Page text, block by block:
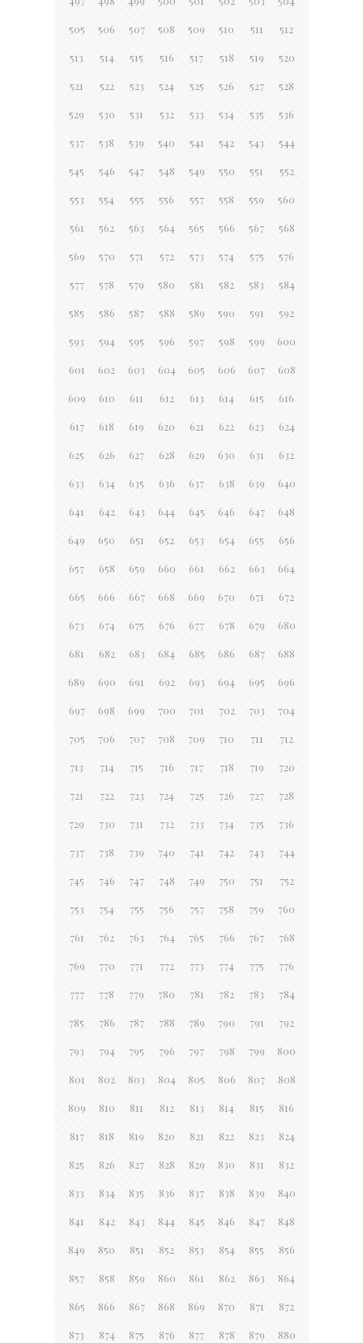
505 506 507 508 509 510 511 512
513 514 515 516 517 518 519 520
521 522 523 524 525 526 527 528
529 530 531 532 533 534 535 536
537 538 539 540 541 542 543 544
545 546 547 548 549 550 551 552
553 554 555 556 557 558 559 560
561 562 563 564 565 566 567 568
569 570 571 572 573 574 575 576
577 578 579 580 581 582 583 584
585 586 587 588 589 590 591 592
593 594 595 596 597 598 599 600
601 602 603 604 605 606 607 608
609 610 611 612 613 614 615 616
617 618 619 620 621 622 623 624
625 626 627 628 629 630 631 632
633 634 635 636 637 638 639 640
641 642 643 644 645 646 647 648
649 650 651 652 653 654 655 656
657 658 659 660 661 662 663 664
665 666 667 668 669 670 671 672
673 674 675 676 677 678 679 680
681 682 683 684 685 686 687 688
689 690 691 692 693 694 695 696
697 698 699 700 701 702 703 704
705 706 707 708 709 710 711 712
713 714 715 716 717 718 719 720
721 722 723 724 725 726 727 728
729 730 731 732 733 734 735 736
737 738 739 740 741 742 743 744
745 746 747 748 749 750 751 752
753 754 755 756 757 758 759 760
761 762 763 764 765 766 767 768
769 770 771 772 773 774 775 776
777 778 779 780 781 782 783 784
785 786 787 788 789 790 791 792
793 794 795 796 797 798 799 800
801 802 803 804 805 806 807 808
809 810 811 812 813 814 815 816
817 818 819 820 821 822 823 824
825 826 827 828 829 830 831 832
833 834 835 836 837 838 839 840
841 842 843 844 845 846 847 848
849 850 851 852 853 854 855 856
857 858 859 860 861 862 863 864
865 866 867 868 869 870 871 872
873 874 875 876 877 878 879 880